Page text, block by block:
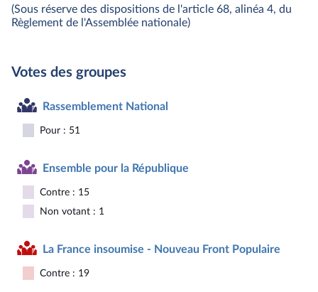
(Sous réserve des dispositions de l'article 68, alinéa 4, du
Règlement de l'Assemblée nationale)
Votes des groupes
Rassemblement National
Pour : 51
Ensemble pour la République
Contre : 15
Non votant : 1
La France insoumise - Nouveau Front Populaire
Contre : 19